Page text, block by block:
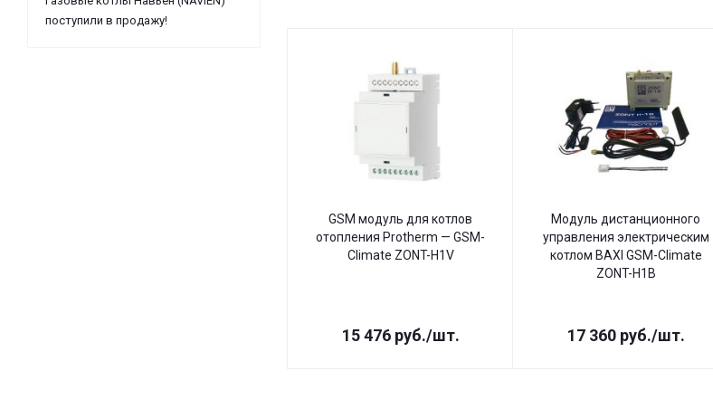
GSM модуль для котлов
отопления Protherm — GSM-
Climate ZONT-H1V
15 476руб./шт.
Модуль дистанционного
управления электрическим
котлом BAXI GSM-Climate
ZONT-H1B
17 360руб./шт.
поступили в продажу!